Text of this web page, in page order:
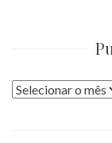
Publicações